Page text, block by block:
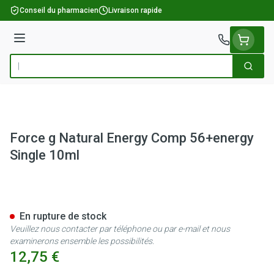
Aller au contenu
Conseil du pharmacien Livraison rapide
Menu
Rechercher
Force g Natural Energy Comp 56+energy
Single 10ml
12,75 €
En rupture de stock
Veuillez nous contacter par téléphone ou par e-mail et nous
examinerons ensemble les possibilités.